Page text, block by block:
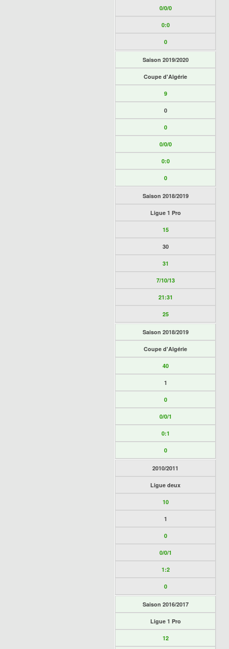
0/0/0
0:0
0
Saison 2019/2020
Coupe d'Algérie
9
0
0
0/0/0
0:0
0
Saison 2018/2019
Ligue 1 Pro
15
30
31
7/10/13
21:31
25
Saison 2018/2019
Coupe d'Algérie
40
1
0
0/0/1
0:1
0
2010/2011
Ligue deux
10
1
0
0/0/1
1:2
0
Saison 2016/2017
Ligue 1 Pro
12